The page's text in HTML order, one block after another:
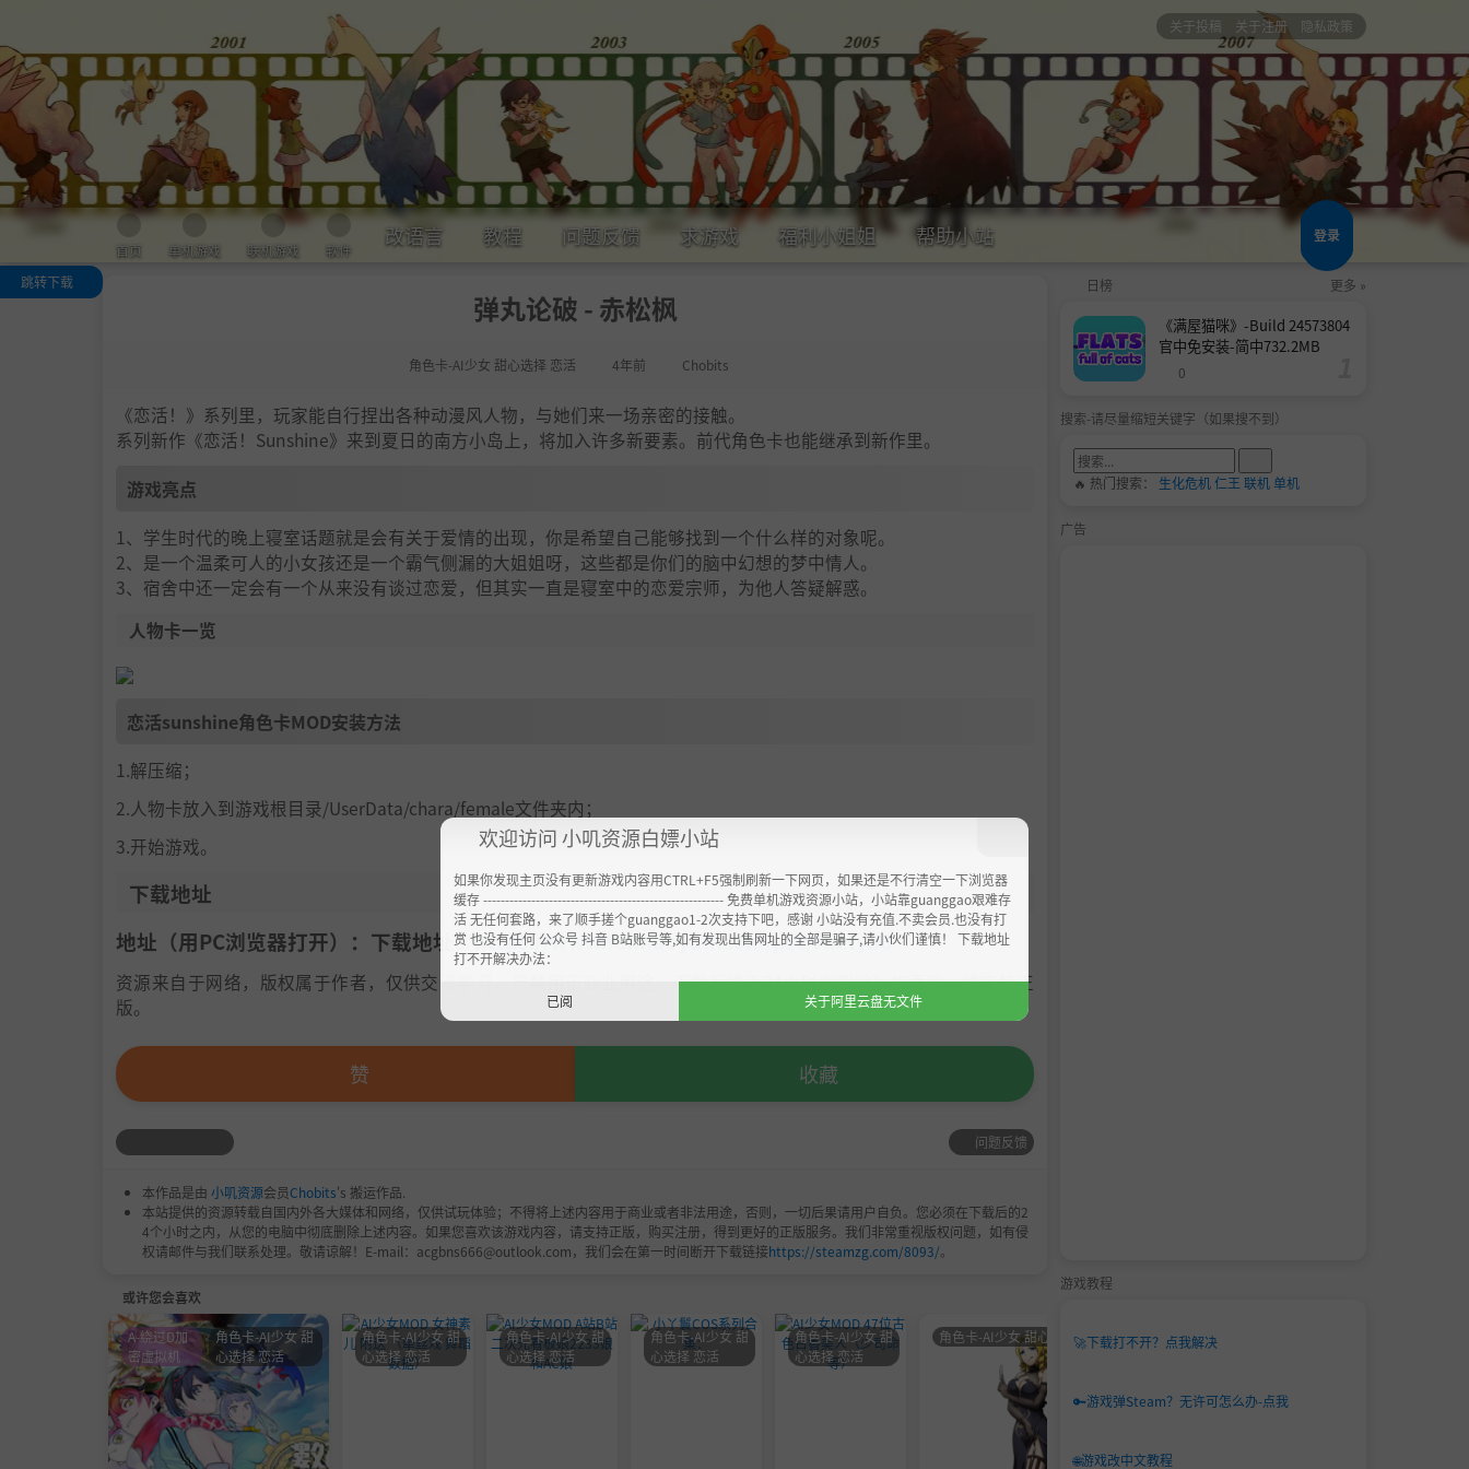
关于投稿 关于注册 隐私政策
首页 单机游戏 联机游戏 软件
改语言 教程 问题反馈 求游戏 福利小姐姐 帮助小站 登录
弹丸论破 - 赤松枫
角色卡-AI少女 甜心选择 恋活 4年前 Chobits
跳转下载
《恋活！》系列里，玩家能自行捏出各种动漫风人物，与她们来一场亲密的接触。
系列新作《恋活！Sunshine》来到夏日的南方小岛上，将加入许多新要素。前代角色卡也能继承到新作里。
游戏亮点
1、学生时代的晚上寝室话题就是会有关于爱情的出现，你是希望自己能够找到一个什么样的对象呢。
2、是一个温柔可人的小女孩还是一个霸气侧漏的大姐姐呀，这些都是你们的脑中幻想的梦中情人。
3、宿舍中还一定会有一个从来没有谈过恋爱，但其实一直是寝室中的恋爱宗师，为他人答疑解惑。
人物卡一览
恋活sunshine角色卡MOD安装方法
1.解压缩；
2.人物卡放入到游戏根目录/UserData/chara/female文件夹内；
3.开始游戏。
下载地址
地址（用PC浏览器打开）：下载地址：https://www.feimaoyun.com/jx/qvhcty36
资源来自于网络，版权属于作者，仅供交流学习，严禁用于商业用途，下载后请于24小时内删除！如喜欢，请支持正
版。
赞 收藏
问题反馈
本作品是由 小叽资源会员Chobits's 搬运作品.
本站提供的资源转载自国内外各大媒体和网络，仅供试玩体验；不得将上述内容用于商业或者非法用途，否则，一切后果请用户自负。您必须在下载后的2
4个小时之内，从您的电脑中彻底删除上述内容。如果您喜欢该游戏内容，请支持正版，购买注册，得到更好的正版服务。我们非常重视版权问题，如有侵
权请邮件与我们联系处理。敬请谅解！E-mail：acgbns666@outlook.com，我们会在第一时间断开下载链接https://steamzg.com/8093/。
或许您会喜欢
A-绕过D加
密虚拟机
角色卡-AI少女 甜
心选择 恋活
角色卡-AI少女 甜
心选择 恋活
角色卡-AI少女 甜
心选择 恋活
角色卡-AI少女 甜
心选择 恋活
角色卡-AI少女 甜
心选择 恋活
角色卡-AI少女 甜心选择 恋活
男主
日榜 更多 »
《满屋猫咪》-Build 24573804
官中免安装-简中732.2MB
0
搜索-请尽量缩短关键字（如果搜不到）
🔥 热门搜索： 生化危机仁王 联机单机
广告
游戏教程
🚀下载打不开？点我解决
🔑游戏弹Steam？无许可怎么办-点我
🌐游戏改中文教程
欢迎访问 小叽资源白嫖小站
如果你发现主页没有更新游戏内容用CTRL+F5强制刷新一下网页，如果还是不行清空一下浏览器
缓存 ------------------------------------------------------- 免费单机游戏资源小站，小站靠guanggao艰难存
活 无任何套路，来了顺手搓个guanggao1-2次支持下吧，感谢 小站没有充值.不卖会员.也没有打
赏 也没有任何 公众号 抖音 B站账号等,如有发现出售网址的全部是骗子,请小伙们谨慎！ 下载地址
打不开解决办法：
已阅 关于阿里云盘无文件